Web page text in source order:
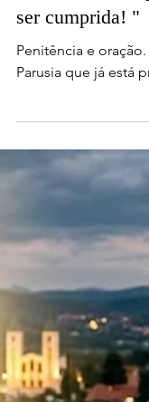
Eu disse em
ser cumprida! "
Penitência e oração.